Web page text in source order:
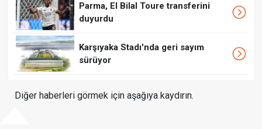
Parma, El Bilal Toure transferini
duyurdu
Karşıyaka Stadı'nda geri sayım
sürüyor
Diğer haberleri görmek için aşağıya kaydırın.